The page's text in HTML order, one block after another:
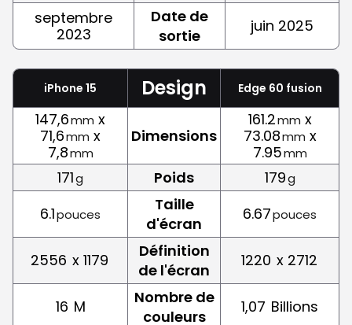
septembre
2023
Date de
sortie
juin 2025
iPhone 15 Design Edge 60 fusion
147,6mm x
71,6mm x
7,8mm
Dimensions
161.2mm x
73.08mm x
7.95mm
171g Poids 179g
6.1pouces
Taille
d'écran
6.67pouces
2556 x 1179
Définition
de l'écran
1220 x 2712
16 M
Nombre de
couleurs
1,07 Billions